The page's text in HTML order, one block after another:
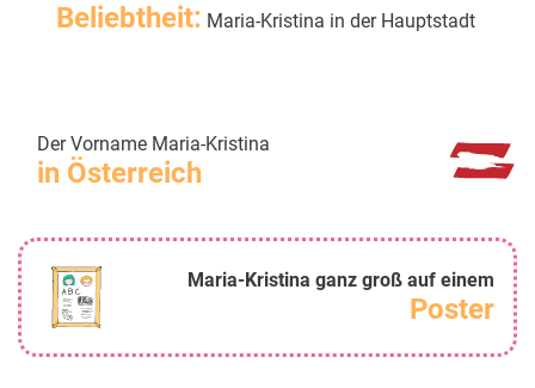
Beliebtheit: Maria-Kristina in der Hauptstadt
Der Vorname Maria-Kristina
in Österreich
Maria-Kristina ganz groß auf einem
Poster